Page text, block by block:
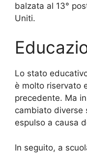
balzata al 13°
Uniti.
Lo stato
è molto riservato
precedente. Ma
cambiato diverse
espulso a causa
In seguito, a